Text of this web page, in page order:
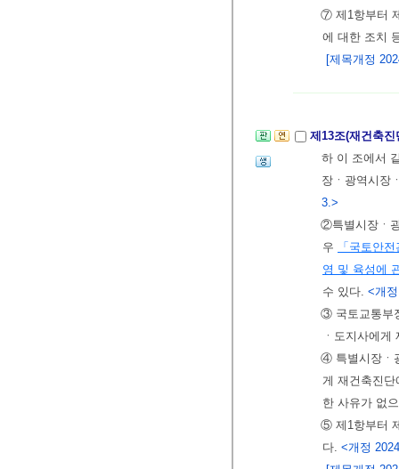
⑦ 제1항부터
에 대한 조치
[제목개정
제13조(재건축
하 이 조에서
장ㆍ광역시장
3.>
②특별시장ㆍ
우
「국토안
영 및 육성에
수 있다. <개
③ 국토교통부
ㆍ도지사에
④ 특별시장ㆍ
게 재건축진
한 사유가 없
⑤ 제1항부터
다. <개정